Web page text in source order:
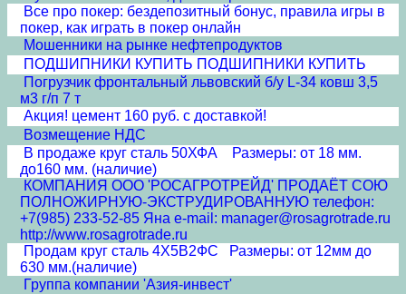
Все про покер: бездепозитный бонус, правила игры в
покер, как играть в покер онлайн
Мошенники на рынке нефтепродуктов
ПОДШИПНИКИ КУПИТЬ ПОДШИПНИКИ КУПИТЬ
Погрузчик фронтальный львовский б/у L-34 ковш 3,5
м3 г/п 7 т
Акция! цемент 160 руб. с доставкой!
Возмещение НДС
В продаже круг сталь 50ХФА Размеры: от 18 мм.
до160 мм. (наличие)
КОМПАНИЯ ООО 'РОСАГРОТРЕЙД' ПРОДАЁТ СОЮ
ПОЛНОЖИРНУЮ-ЭКСТРУДИРОВАННУЮ телефон:
+7(985) 233-52-85 Яна e-mail: manager@rosagrotrade.ru
http://www.rosagrotrade.ru
Продам круг сталь 4Х5В2ФС Размеры: от 12мм до
630 мм.(наличие)
Группа компании 'Азия-инвест'